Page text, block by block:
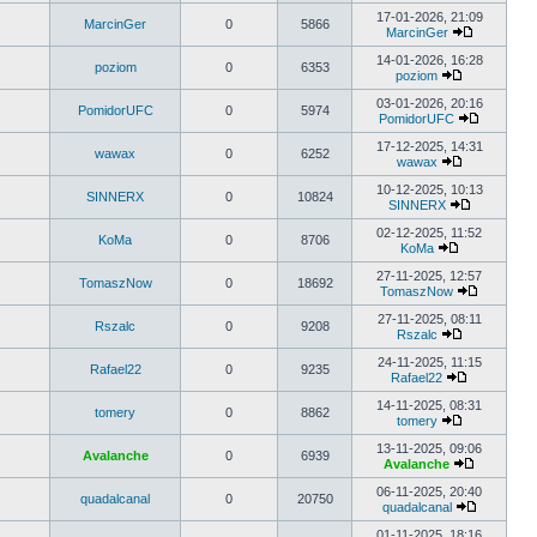
najnowszy
post
MarcinGer 0 5866
17-01-2026, 21:09
MarcinGer
Wyświetl
najnowszy
poziom 0 6353
14-01-2026, 16:28
poziom
Wyświetl
najnowszy
post
PomidorUFC 0 5974
03-01-2026, 20:16
PomidorUFC
Wyświetl
wawax 0 6252
17-12-2025, 14:31
wawax
Wyświetl
najnowszy
post
SINNERX 0 10824
10-12-2025, 10:13
SINNERX
Wyświetl
najnowszy
KoMa 0 8706
02-12-2025, 11:52
KoMa
Wyświetl
najnowszy
post
TomaszNow 0 18692
27-11-2025, 12:57
TomaszNow
Wyświetl
Rszalc 0 9208
27-11-2025, 08:11
Rszalc
Wyświetl
najnowszy
post
Rafael22 0 9235
24-11-2025, 11:15
Rafael22
Wyświetl
najnowszy
tomery 0 8862
14-11-2025, 08:31
tomery
Wyświetl
najnowszy
post
Avalanche 0 6939
13-11-2025, 09:06
Avalanche
Wyświetl
najnowszy
post
quadalcanal 0 20750
06-11-2025, 20:40
quadalcanal
Wyświetl